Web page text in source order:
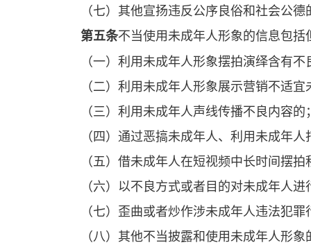
（七）其他宣扬违反公序良俗和社会公
第五条不当使用未成年人形象的信息包括
（一）利用未成年人形象摆拍演绎含有
（二）利用未成年人形象展示营销不适
（三）利用未成年人声线传播不良内容的
（四）通过恶搞未成年人、利用未成年
（五）借未成年人在短视频中长时间摆
（六）以不良方式或者目的对未成年人
（七）歪曲或者炒作涉未成年人违法犯
（八）其他不当披露和使用未成年人形象